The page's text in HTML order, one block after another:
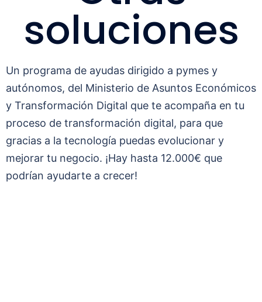
soluciones
Un programa de ayudas dirigido a pymes y
autónomos, del Ministerio de Asuntos Económicos
y Transformación Digital que te acompaña en tu
proceso de transformación digital, para que
gracias a la tecnología puedas evolucionar y
mejorar tu negocio. ¡Hay hasta 12.000€ que
podrían ayudarte a crecer!